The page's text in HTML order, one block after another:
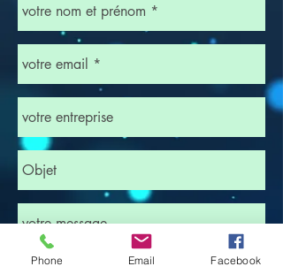
Phone Email Facebook